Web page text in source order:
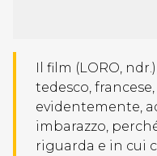
Il film (LORO,
tedesco,
evidentemente,
imbarazzo,
riguarda e in cui